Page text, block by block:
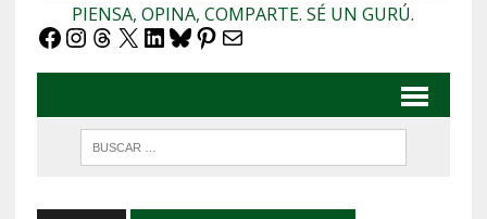
PIENSA, OPINA, COMPARTE. SÉ UN GURÚ.
Facebook
Instagram
Threads
X LinkedIn
Bluesky
Pinterest
Correo electrónico